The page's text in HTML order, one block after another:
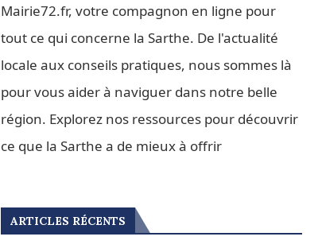
Mairie72.fr, votre compagnon en ligne pour
tout ce qui concerne la Sarthe. De l'actualité
locale aux conseils pratiques, nous sommes là
pour vous aider à naviguer dans notre belle
région. Explorez nos ressources pour découvrir
ce que la Sarthe a de mieux à offrir
ARTICLES RÉCENTS